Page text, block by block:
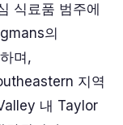
식료품 범주에
의
며,
지역
내 Taylor